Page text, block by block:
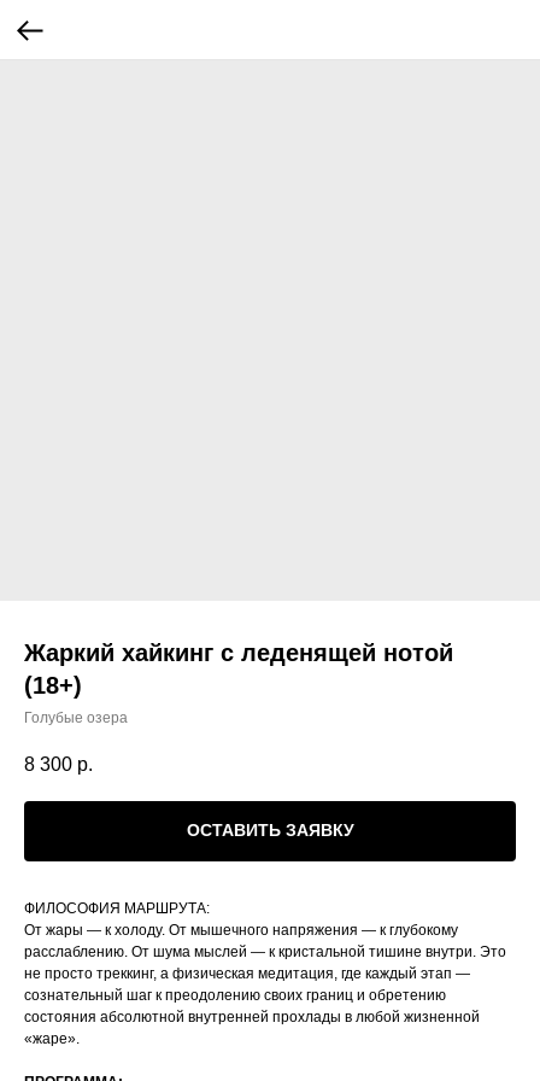
Жаркий хайкинг с леденящей нотой
(18+)
Голубые озера
8 300 р.
ОСТАВИТЬ ЗАЯВКУ
ФИЛОСОФИЯ МАРШРУТА:
От жары — к холоду. От мышечного напряжения — к глубокому
расслаблению. От шума мыслей — к кристальной тишине внутри. Это
не просто треккинг, а физическая медитация, где каждый этап —
сознательный шаг к преодолению своих границ и обретению
состояния абсолютной внутренней прохлады в любой жизненной
«жаре».